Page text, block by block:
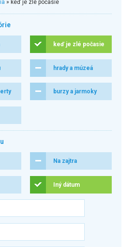
» keď je zlé počasie
keď je zlé počasie
hrady a múzeá
burzy a jarmoky
Na zajtra
Iný dátum